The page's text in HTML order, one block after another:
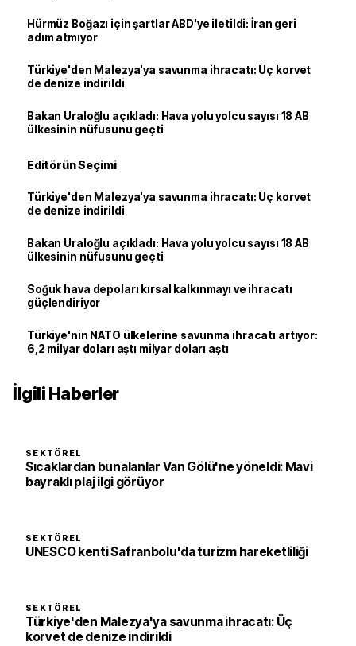
Hürmüz Boğazı için şartlar ABD'ye iletildi: İran geri
adım atmıyor
Türkiye'den Malezya'ya savunma ihracatı: Üç korvet
de denize indirildi
Bakan Uraloğlu açıkladı: Hava yolu yolcu sayısı 18 AB
ülkesinin nüfusunu geçti
Editörün Seçimi
Türkiye'den Malezya'ya savunma ihracatı: Üç korvet
de denize indirildi
Bakan Uraloğlu açıkladı: Hava yolu yolcu sayısı 18 AB
ülkesinin nüfusunu geçti
Soğuk hava depoları kırsal kalkınmayı ve ihracatı
güçlendiriyor
Türkiye'nin NATO ülkelerine savunma ihracatı artıyor:
6,2 milyar doları aştı milyar doları aştı
İlgili Haberler
SEKTÖREL
Sıcaklardan bunalanlar Van Gölü'ne yöneldi: Mavi
bayraklı plaj ilgi görüyor
SEKTÖREL
UNESCO kenti Safranbolu'da turizm hareketliliği
SEKTÖREL
Türkiye'den Malezya'ya savunma ihracatı: Üç
korvet de denize indirildi